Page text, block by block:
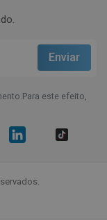
este efeito,